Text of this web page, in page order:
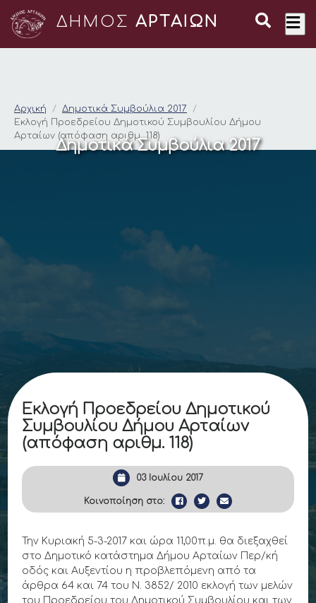
ΔΗΜΟΣ ΑΡΤΑΙΩΝ
Εκλογή Προεδρείου
Αρχική
Δημοτικά Συμβούλια 2017
Εκλογή Προεδρείου Δημοτικού Συμβουλίου Δήμου
Αρταίων (απόφαση αριθμ. 118)
Δημοτικά Συμβούλια 2017
Εκλογή Προεδρείου Δημοτικού
Συμβουλίου Δήμου Αρταίων
(απόφαση αριθμ. 118)
03 Ιουλίου 2017
Κοινοποίηση στο:
Την Κυριακή 5-3-2017 και ώρα 11,00π.μ. θα διεξαχθεί
στο Δημοτικό κατάστημα Δήμου Αρταίων Περ/κή
οδός και Αυξεντίου η προβλεπόμενη από τα
άρθρα 64 και 74 του Ν. 3852/ 2010 εκλογή των μελών
του Προεδρείου του Δημοτικού Συμβουλίου και των